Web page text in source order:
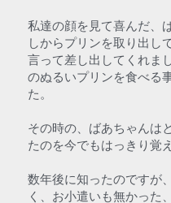
私達の顔を見て喜んだ、
しからプリンを取り出し
言って差し出してくれま
のぬるいプリンを食べる
た。
その時の、ばあちゃんは
たのを今でもはっきり覚
数年後に知ったのですが
く、お小遣いも無かった